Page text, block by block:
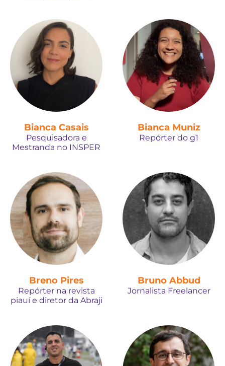
Bianca Casais
Pesquisadora e
Mestranda no INSPER
Bianca Muniz
Repórter do g1
Breno Pires
Repórter na revista
piauí e diretor da Abraji
Bruno Abbud
Jornalista Freelancer